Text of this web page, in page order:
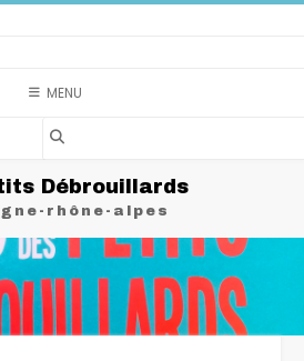
MENU
Débrouillards
rhône-alpes